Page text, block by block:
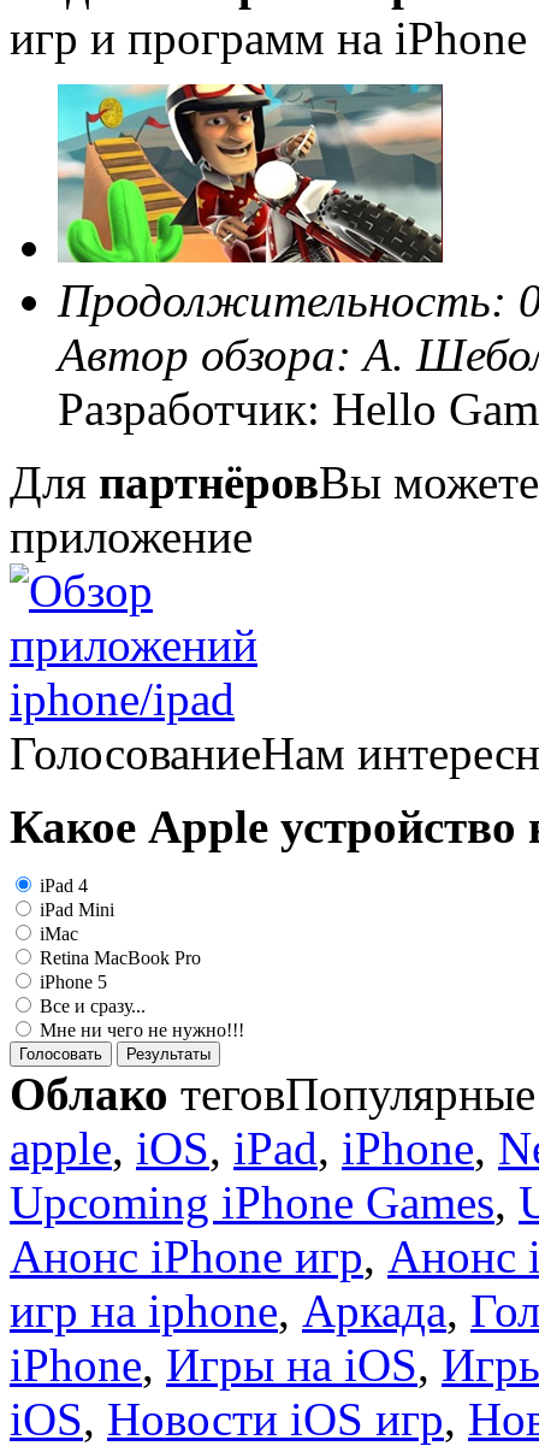
игр и программ на
Продолжительность:
Автор обзора:А.
Разработчик: Hello
Для партнёровВы можете
приложение
ГолосованиеНам
Какое Apple устройство
iPad 4
iPad Mini
iMac
Retina MacBook Pro
iPhone 5
Все и сразу...
Мне ни чего не нужно!!!
Голосовать Результаты
Облако теговПопулярные
apple, iOS, iPad, iPhone,
Upcoming iPhone Games,
Анонс iPhone игр, Анонс
игр на iphone, Аркада,
iPhone, Игры на iOS,
iOS, Новости iOS игр,